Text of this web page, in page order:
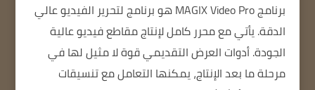
برنامج MAGIX Video Pro
هو برنامج لتحرير الفيديو عالي
الدقة. يأتي مع محرر كامل لإنتاج مقاطع فيديو عالية
الجودة. أدوات العرض التقديمي قوة لا مثيل لها في
مرحلة ما بعد الإنتاج، يمكنها التعامل مع تنسيقات